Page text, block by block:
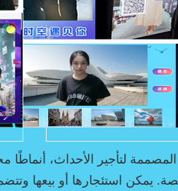
المصممة لتأجير الأحداث،
يمكن استئجارها أو بيعها